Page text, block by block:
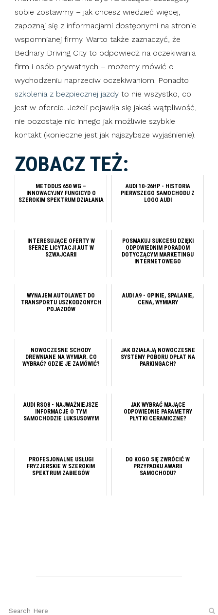
sobie zostawmy – jak chcesz wiedzieć więcej,
zapoznaj się z informacjami dostępnymi na stronie
wspomnianej firmy. Warto także zaznaczyć, że
Bednary Driving City to odpowiedź na oczekiwania
firm i osób prywatnych – możemy mówić o
wychodzeniu naprzeciw oczekiwaniom. Ponadto
szkolenia z bezpiecznej jazdy to nie wszystko, co
jest w ofercie. Jeżeli pojawiła się jakaś wątpliwość,
nie pozostaje nic innego jak możliwie szybkie
kontakt (konieczne jest jak najszybsze wyjaśnienie).
ZOBACZ TEŻ:
METODUS 650 WG –
INNOWACYJNY FUNGICYD O
SZEROKIM SPEKTRUM DZIAŁANIA
AUDI 10-26HP - HISTORIA
PIERWSZEGO SAMOCHODU Z
LOGO AUDI
INTERESUJĄCE OFERTY W
SFERZE LICYTACJI AUT W
SZWAJCARII
POSMAKUJ SUKCESU DZIĘKI
ODPOWIEDNIM PORADOM
DOTYCZĄCYM MARKETINGU
INTERNETOWEGO
WYNAJEM AUTOLAWET DO
TRANSPORTU USZKODZONYCH
POJAZDÓW
AUDI A9 - OPINIE, SPALANIE,
CENA, WYMIARY
NOWOCZESNE SCHODY
DREWNIANE NA WYMIAR. CO
WYBRAĆ? GDZIE JE ZAMÓWIĆ?
JAK DZIAŁAJĄ NOWOCZESNE
SYSTEMY POBORU OPŁAT NA
PARKINGACH?
AUDI RSQ8 - NAJWAŻNIEJSZE
INFORMACJE O TYM
SAMOCHODZIE LUKSUSOWYM
JAK WYBRAĆ MAJĄCE
ODPOWIEDNIE PARAMETRY
PŁYTKI CERAMICZNE?
PROFESJONALNE USŁUGI
FRYZJERSKIE W SZEROKIM
SPEKTRUM ZABIEGÓW
DO KOGO SIĘ ZWRÓCIĆ W
PRZYPADKU AWARII
SAMOCHODU?